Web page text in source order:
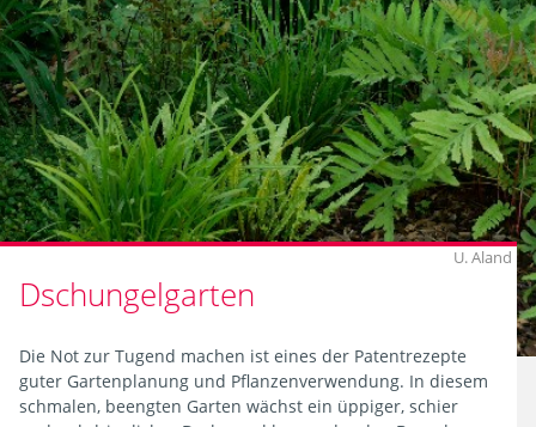
Dschungelgarten
U. Aland
Die Not zur Tugend machen ist eines der Patentrezepte
guter Gartenplanung und Pflanzenverwendung. In diesem
schmalen, beengten Garten wächst ein üppiger, schier
pH-
Wert
Winterhärtezone
28
Treffer
Zurücksetzen
Wuchsform
Gehölz
Schnittverträglichkeit
Blattausdauer